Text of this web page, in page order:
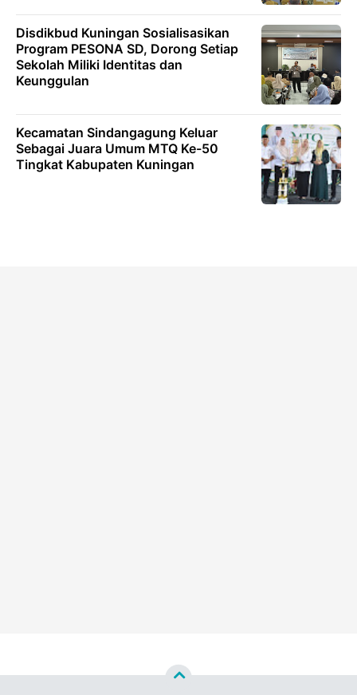
Disdikbud Kuningan Sosialisasikan
Program PESONA SD, Dorong Setiap
Sekolah Miliki Identitas dan
Keunggulan
Kecamatan Sindangagung Keluar
Sebagai Juara Umum MTQ Ke-50
Tingkat Kabupaten Kuningan